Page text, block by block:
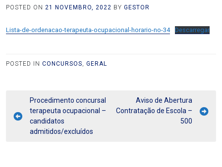
POSTED ON 21 NOVEMBRO, 2022 BY GESTOR
Lista-de-ordenacao-terapeuta-ocupacional-horario-no-34 Descarregar
POSTED IN CONCURSOS, GERAL
Procedimento concursal
terapeuta ocupacional –
candidatos
admitidos/excluídos
Aviso de Abertura
Contratação de Escola –
500